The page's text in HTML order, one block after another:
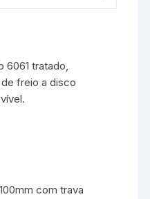
6061 tratado,
freio a disco
com trava